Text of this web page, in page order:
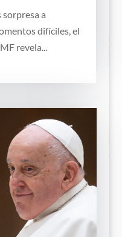
a
difíciles, el
revela...